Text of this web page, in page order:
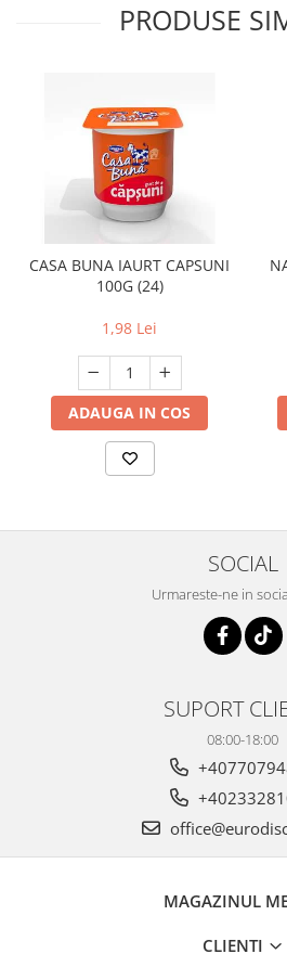
PRODUSE
CASA BUNA IAURT CAPSUNI
100G (24)
1,98 Lei
ADAUGA IN COS
SOCIAL
Urmareste-ne in
SUPORT
08:00-18:00
MAGAZINUL
CLIENTI